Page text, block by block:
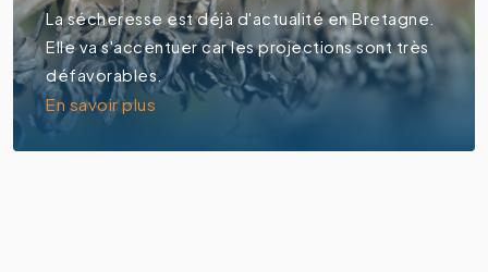
La sécheresse est déjà d'actualité en Bretagne.
Elle va s'accentuer car les projections sont très
défavorables.
En savoir plus